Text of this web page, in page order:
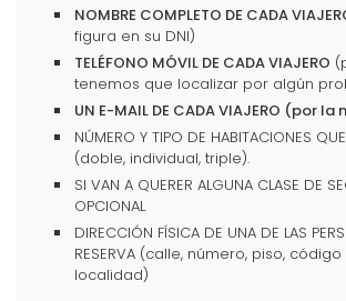
NOMBRE COMPLETO DE CADA
figura en su DNI)
TELÉFONO MÓVIL DE CADA VIAJERO
tenemos que localizar por algún
UN E-MAIL DE CADA VIAJERO (por
NÚMERO Y TIPO DE HABITACIONES
(doble, individual, triple).
SI VAN A QUERER ALGUNA CLASE DE
OPCIONAL
DIRECCIÓN FÍSICA DE UNA DE LAS
RESERVA (calle, número, piso,
localidad)